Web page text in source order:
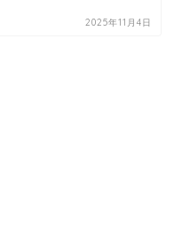
2025年11月4日